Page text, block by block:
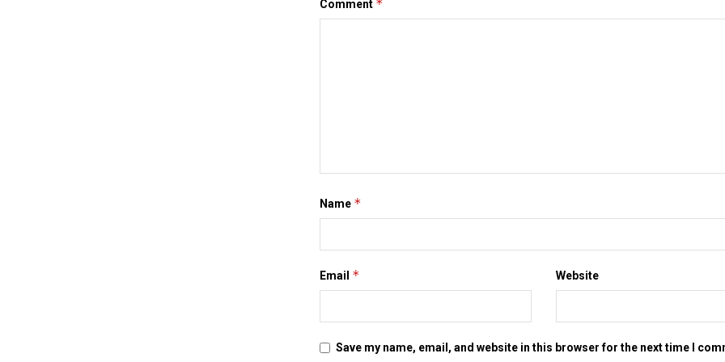
Comment *
Name *
Email * Website
Save my name, email, and website in this browser for the next time I